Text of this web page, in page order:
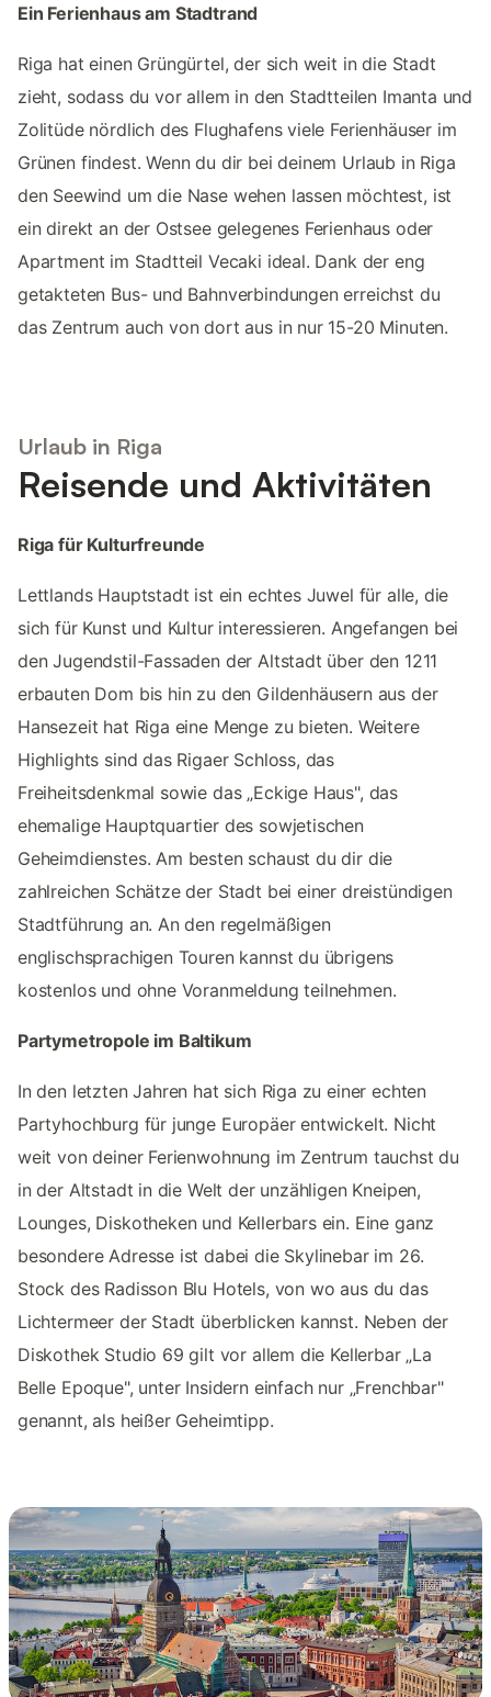
Ein Ferienhaus am Stadtrand
Riga hat einen Grüngürtel, der sich weit in die Stadt
zieht, sodass du vor allem in den Stadtteilen Imanta und
Zolitüde nördlich des Flughafens viele Ferienhäuser im
Grünen findest. Wenn du dir bei deinem Urlaub in Riga
den Seewind um die Nase wehen lassen möchtest, ist
ein direkt an der Ostsee gelegenes Ferienhaus oder
Apartment im Stadtteil Vecaki ideal. Dank der eng
getakteten Bus- und Bahnverbindungen erreichst du
das Zentrum auch von dort aus in nur 15-20 Minuten.
Urlaub in Riga
Reisende und Aktivitäten
Riga für Kulturfreunde
Lettlands Hauptstadt ist ein echtes Juwel für alle, die
sich für Kunst und Kultur interessieren. Angefangen bei
den Jugendstil-Fassaden der Altstadt über den 1211
erbauten Dom bis hin zu den Gildenhäusern aus der
Hansezeit hat Riga eine Menge zu bieten. Weitere
Highlights sind das Rigaer Schloss, das
Freiheitsdenkmal sowie das „Eckige Haus", das
ehemalige Hauptquartier des sowjetischen
Geheimdienstes. Am besten schaust du dir die
zahlreichen Schätze der Stadt bei einer dreistündigen
Stadtführung an. An den regelmäßigen
englischsprachigen Touren kannst du übrigens
kostenlos und ohne Voranmeldung teilnehmen.
Partymetropole im Baltikum
In den letzten Jahren hat sich Riga zu einer echten
Partyhochburg für junge Europäer entwickelt. Nicht
weit von deiner Ferienwohnung im Zentrum tauchst du
in der Altstadt in die Welt der unzähligen Kneipen,
Lounges, Diskotheken und Kellerbars ein. Eine ganz
besondere Adresse ist dabei die Skylinebar im 26.
Stock des Radisson Blu Hotels, von wo aus du das
Lichtermeer der Stadt überblicken kannst. Neben der
Diskothek Studio 69 gilt vor allem die Kellerbar „La
Belle Epoque", unter Insidern einfach nur „Frenchbar"
genannt, als heißer Geheimtipp.